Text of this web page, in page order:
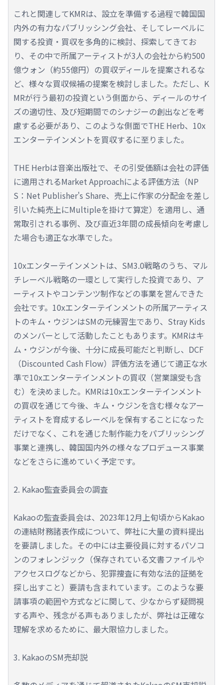
これと関連してKMRは、設立を準備する過程で韓国国
内外の有力なパブリッシング会社、そしてレーベルに
関する投資・買収を多角的に検討、探索してきてお
り、その中で所属アーティストが3人の会社から約500
億ウォン（約55億円）の買収ディールを提案されるな
ど、様々な買収候補の提案を検討しました。ただし、K
MRが行う最初の投資という側面から、ディールのサイ
ズの適切性、及び短期間でのシナジーの創出などを考
慮する必要があり、このような側面でTHE Herb、10x
エンターテインメントを買収するに至りました。
THE Herbは音楽出版社で、その引受価額は会社の評価
に適用されるMarket Approachによる評価方法（NP
S：Net Publisher's Share、売上に作家の分配金を差し
引いた純売上にMultipleを掛けて算定）を適用し、通
常取引される事例、及び直近3年間の成長傾向を考慮し
た場合も適正な水準でした。
10xエンターテインメントは、SM3.0戦略のうち、マル
チレーベル戦略の一環として実行した投資であり、ア
ーティストやコンテンツ制作などの事業を営んできた
会社です。10xエンターテインメントの所属アーティス
トのキム・ウジンはSMの元練習生であり、Stray Kids
のメンバーとして活動したこともあります。KMRはキ
ム・ウジンが今後、十分に成長可能だと判断し、DCF
（Discounted Cash Flow）評価方法を通じて適正な水
準で10xエンターテインメントの買収（営業譲受も含
む）を決めました。KMRは10xエンターテインメント
の買収を通じて今後、キム・ウジンを含む様々なアー
ティストを育成するレーベルを保有することになった
だけでなく、これを通じた制作能力をパブリッシング
事業と連携し、韓国国内外の様々なプロデュース事業
などをさらに進めていく予定です。
2. Kakao監査委員会の調査
Kakaoの監査委員会は、2023年12月上旬頃からKakao
の連結財務諸表作成について、弊社に大量の資料提出
を要請しました。その中には主要役員に対するパソコ
ンのフォレンジック（保存されている文書ファイルや
アクセスログなどから、犯罪捜査に有効な法的証拠を
探し出すこと）要請も含まれています。このような要
請事項の範囲や方式などに関して、少なからず疑問視
する声や、残念がる声もありましたが、弊社は正確な
理解を求めるために、最大限協力しました。
3. KakaoのSM売却説